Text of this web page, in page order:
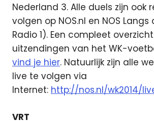
Nederland 3. Alle duels zijn ook
volgen op NOS.nl en NOS Langs
Radio 1). Een compleet
uitzendingen van het WK-
vind je hier. Natuurlijk zijn alle
live te volgen via
Internet: http://nos.nl/wk2014/
VRT